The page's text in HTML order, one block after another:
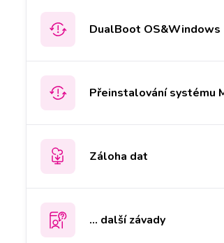
DualBoot OS&Windows
Přeinstalování systému
Záloha dat
... další závady